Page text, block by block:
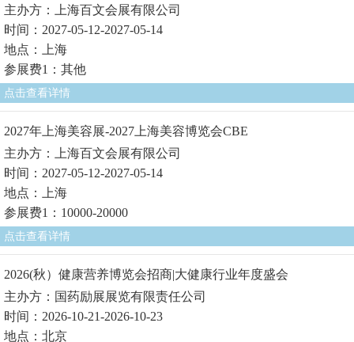
主办方：上海百文会展有限公司
时间：2027-05-12-2027-05-14
地点：上海
参展费1：其他
点击查看详情
2027年上海美容展-2027上海美容博览会CBE
主办方：上海百文会展有限公司
时间：2027-05-12-2027-05-14
地点：上海
参展费1：10000-20000
点击查看详情
2026(秋）健康营养博览会招商|大健康行业年度盛会
主办方：国药励展展览有限责任公司
时间：2026-10-21-2026-10-23
地点：北京